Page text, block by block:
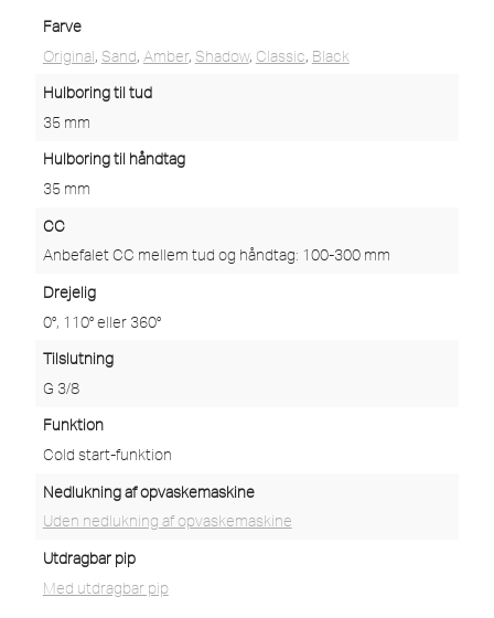
Farve
Original, Sand, Amber, Shadow, Classic, Black
Hulboring til tud
35 mm
Hulboring til håndtag
35 mm
CC
Anbefalet CC mellem tud og håndtag: 100-300 mm
Drejelig
0°, 110° eller 360°
Tilslutning
G 3/8
Funktion
Cold start-funktion
Nedlukning af opvaskemaskine
Uden nedlukning af opvaskemaskine
Utdragbar pip
Med utdragbar pip